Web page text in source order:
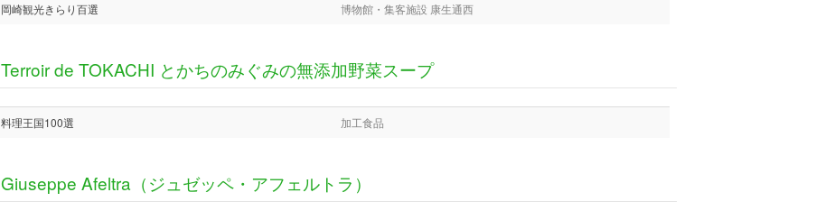
岡崎観光きらり百選 博物館・集客施設 康生通西
Terroir de TOKACHI とかちのみぐみの無添加野菜スープ
料理王国100選 加工食品
Giuseppe Afeltra（ジュゼッペ・アフェルトラ）